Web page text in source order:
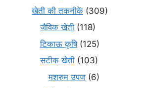
खेती की तकनीकें (309)
जैविक खेती (118)
टिकाऊ कृषि(125)
सटीक खेती (103)
मशरुम उपज (6)